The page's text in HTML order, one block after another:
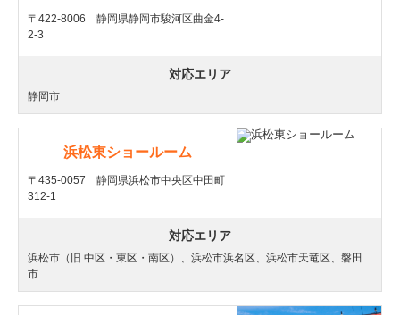
〒422-8006 静岡県静岡市駿河区曲金4-
2-3
対応エリア
静岡市
浜松東ショールーム
〒435-0057 静岡県浜松市中央区中田町
312-1
対応エリア
浜松市（旧 中区・東区・南区）、浜松市浜名区、浜松市天竜区、磐田
市